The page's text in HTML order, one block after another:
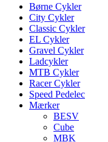
search
Menu
Børne Cykler
City Cykler
Classic Cykler
EL Cykler
Gravel Cykler
Ladcykler
MTB Cykler
Racer Cykler
Speed Pedelec
Mærker
BESV
Cube
MBK